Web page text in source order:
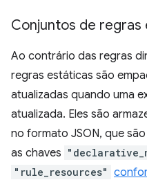
Conjuntos de regras
Ao contrário das regras
regras estáticas são
atualizadas quando uma
atualizada. Eles são
no formato JSON, que
as chaves
"rule_resources"